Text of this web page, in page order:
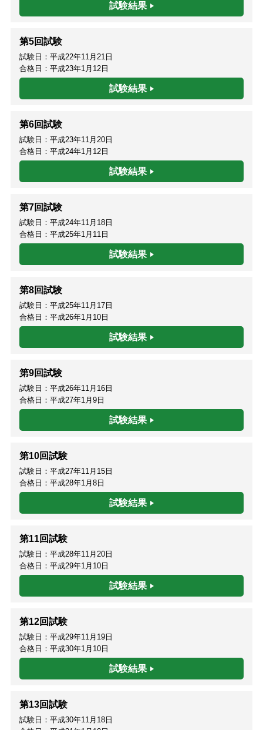
試験結果
第5回試験
試験日：平成22年11月21日
合格日：平成23年1月12日
試験結果
第6回試験
試験日：平成23年11月20日
合格日：平成24年1月12日
試験結果
第7回試験
試験日：平成24年11月18日
合格日：平成25年1月11日
試験結果
第8回試験
試験日：平成25年11月17日
合格日：平成26年1月10日
試験結果
第9回試験
試験日：平成26年11月16日
合格日：平成27年1月9日
試験結果
第10回試験
試験日：平成27年11月15日
合格日：平成28年1月8日
試験結果
第11回試験
試験日：平成28年11月20日
合格日：平成29年1月10日
試験結果
第12回試験
試験日：平成29年11月19日
合格日：平成30年1月10日
試験結果
第13回試験
試験日：平成30年11月18日